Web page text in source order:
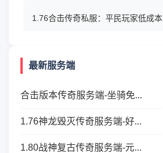
1.76合击传奇私服：平民玩家低成本
最新服务端
合击版本传奇服务端-坐骑免...
1.76神龙毁灭传奇服务端-好...
1.80战神复古传奇服务端-元...